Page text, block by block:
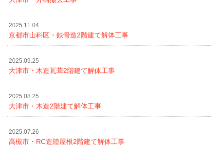
2025.11.04
京都市山科区・鉄骨造2階建て解体工事
2025.09.25
大津市・木造瓦葺2階建て解体工事
2025.08.25
大津市・木造2階建て解体工事
2025.07.26
高槻市・RC造陸屋根2階建て解体工事